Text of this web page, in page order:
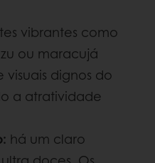
vibrantes como
ou maracujá
visuais dignos do
a atratividade
há um claro